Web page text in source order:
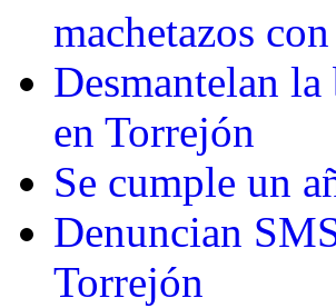
machetazos
Desmantelan
en Torrejón
Se cumple un
Denuncian
Torrejón